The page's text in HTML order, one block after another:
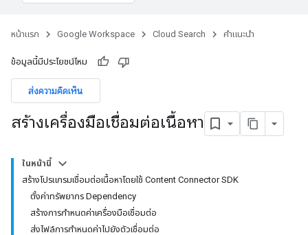
หน้าแรก Google Workspace Cloud Search คำแนะนำ
ข้อมูลนี้มีประโยชน์ไหม
ส่งความคิดเห็น
สร้างเครื่องมือเชื่อมต่อเนื้อหา
ในหน้านี้
สร้างโปรแกรมเชื่อมต่อเนื้อหาโดยใช้ Content Connector SDK
ตั้งค่าทรัพยากร Dependency
สร้างการกำหนดค่าเครื่องมือเชื่อมต่อ
ส่งไฟล์การกำหนดค่าไปยังตัวเชื่อมต่อ